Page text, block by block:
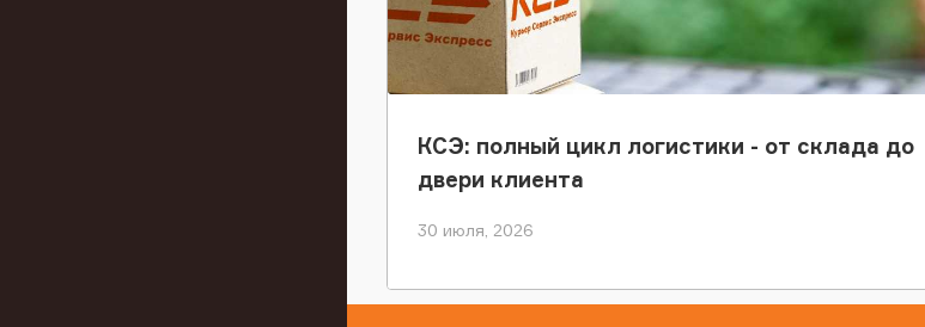
КСЭ: полный цикл логистики - от склада до
двери клиента
30 июля, 2026